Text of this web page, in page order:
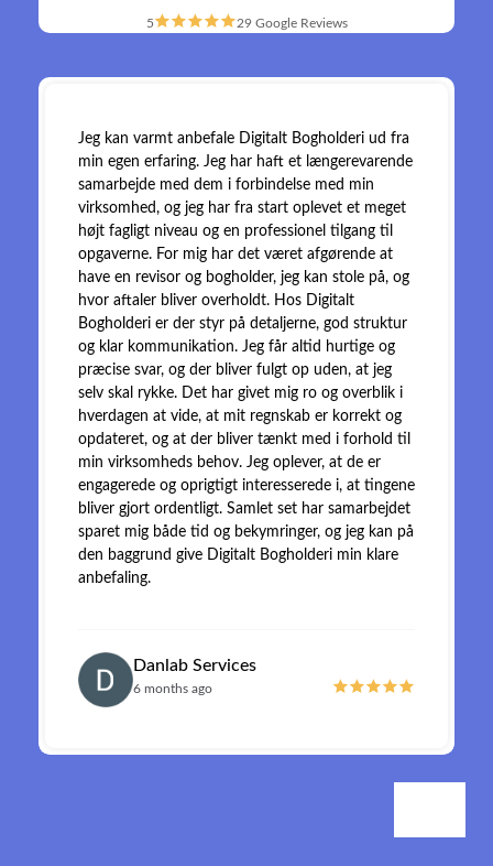
5 29 Google Reviews
Jeg kan varmt anbefale Digitalt Bogholderi ud fra
min egen erfaring. Jeg har haft et længerevarende
samarbejde med dem i forbindelse med min
virksomhed, og jeg har fra start oplevet et meget
højt fagligt niveau og en professionel tilgang til
opgaverne. For mig har det været afgørende at
have en revisor og bogholder, jeg kan stole på, og
hvor aftaler bliver overholdt. Hos Digitalt
Bogholderi er der styr på detaljerne, god struktur
og klar kommunikation. Jeg får altid hurtige og
præcise svar, og der bliver fulgt op uden, at jeg
selv skal rykke. Det har givet mig ro og overblik i
hverdagen at vide, at mit regnskab er korrekt og
opdateret, og at der bliver tænkt med i forhold til
min virksomheds behov. Jeg oplever, at de er
engagerede og oprigtigt interesserede i, at tingene
bliver gjort ordentligt. Samlet set har samarbejdet
sparet mig både tid og bekymringer, og jeg kan på
den baggrund give Digitalt Bogholderi min klare
anbefaling.
Danlab Services
6 months ago